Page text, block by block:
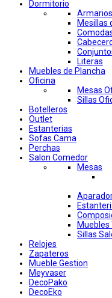
Dormitorio
Mesillas
Literas
Muebles de Plancha
Oficina
Mesas
Sillas
Botelleros
Outlet
Estanterias
Sofas Cama
Perchas
Salon Comedor
Mesas
Muebles
Sillas
Relojes
Zapateros
Mueble Gestion
Meyvaser
DecoPako
DecoEko